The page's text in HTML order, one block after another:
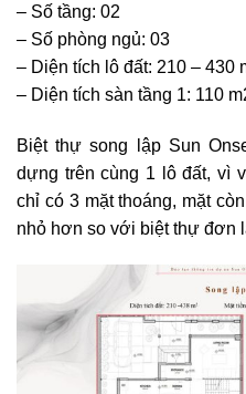
– Số tầng: 02
– Số phòng ngủ: 03
– Diện tích lô đất: 210 – 430
– Diện tích sàn tầng 1: 110
Biệt thự song lập Sun
dựng trên cùng 1 lô đất, vì
chỉ có 3 mặt thoáng, mặt
nhỏ hơn so với biệt thự đơn